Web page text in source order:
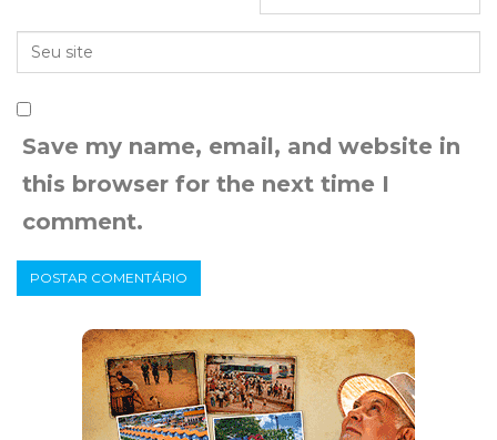
Save my name, email, and website in
this browser for the next time I
comment.